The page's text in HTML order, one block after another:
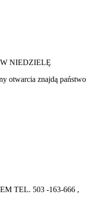
NIEDZIELĘ
otwarcia znajdą państwo
TEL. 503 -163-666 ,